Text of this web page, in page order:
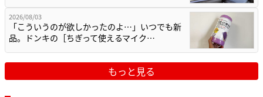
2026/08/03
「こういうのが欲しかったのよ…」いつでも新
品。ドンキの［ちぎって使えるマイク…
もっと見る